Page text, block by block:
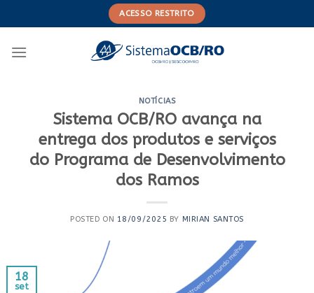
to
ACESSO RESTRITO
NOTÍCIAS
Sistema OCB/RO avança na
entrega dos produtos e serviços
do Programa de Desenvolvimento
dos Ramos
POSTED ON 18/09/2025 BY MIRIAN SANTOS
18
set